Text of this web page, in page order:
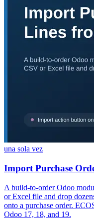
una sola vez
Import Purchase
A build-to-order Odoo
or Excel file and drop
onto a purchase order.
Odoo 17, 18, and 19.